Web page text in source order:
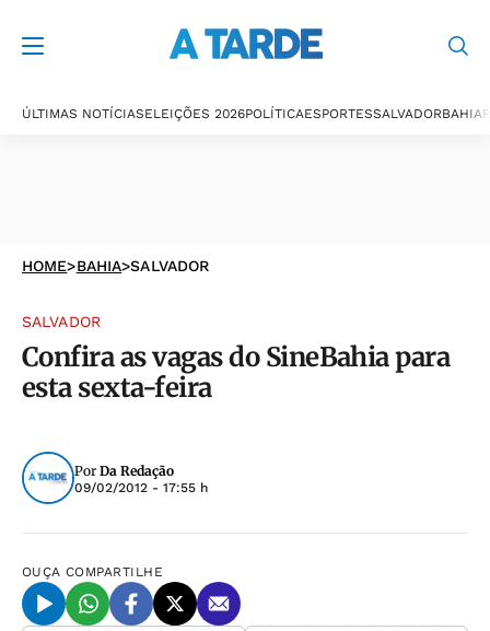
ÚLTIMAS NOTÍCIASELEIÇÕES 2026POLÍTICAESPORTESSALVADORBAHIA
HOME>BAHIA>SALVADOR
SALVADOR
Confira as vagas do SineBahia para
esta sexta-feira
Por Da Redação
09/02/2012 - 17:55 h
OUÇA COMPARTILHE